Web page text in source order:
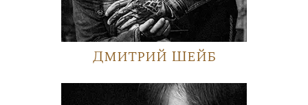
Дмитрий Шейб